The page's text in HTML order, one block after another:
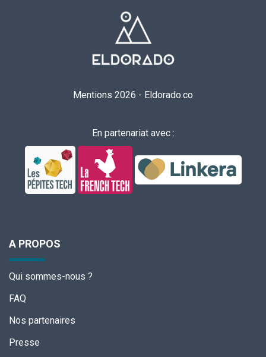
Mentions 2026 - Eldorado.co
En partenariat avec :
A PROPOS
Qui sommes-nous ?
FAQ
Nos partenaires
Presse